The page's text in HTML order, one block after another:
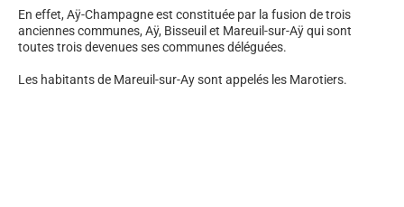
En effet, Aÿ-Champagne est constituée par la fusion de trois
anciennes communes, Aÿ, Bisseuil et Mareuil-sur-Aÿ qui sont
toutes trois devenues ses communes déléguées.
Les habitants de Mareuil-sur-Ay sont appelés les Marotiers.